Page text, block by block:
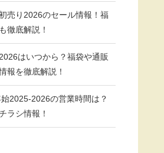
売り2026のセール情報！福
徹底解説！
はいつから？福袋や通販
報を徹底解説！
始2025-2026の営業時間は？
ラシ情報！